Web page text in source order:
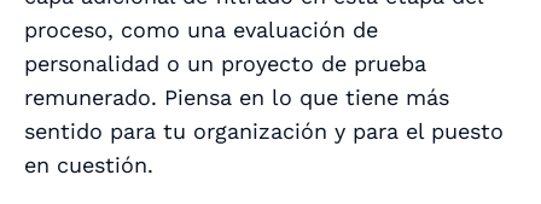
proceso, como una evaluación de
personalidad o un proyecto de prueba
remunerado. Piensa en lo que tiene más
sentido para tu organización y para el puesto
en cuestión.